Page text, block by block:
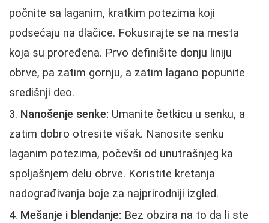
počnite sa laganim, kratkim potezima koji
podsećaju na dlačice. Fokusirajte se na mesta
koja su proređena. Prvo definišite donju liniju
obrve, pa zatim gornju, a zatim lagano popunite
središnji deo.
Nanošenje senke: Umanite četkicu u senku, a
zatim dobro otresite višak. Nanosite senku
laganim potezima, počevši od unutrašnjeg ka
spoljašnjem delu obrve. Koristite kretanja
nadograđivanja boje za najprirodniji izgled.
Mešanje i blendanje: Bez obzira na to da li ste